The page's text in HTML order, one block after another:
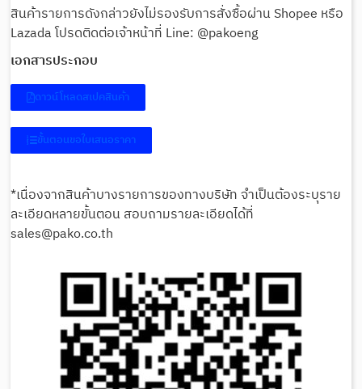
สินค้ารายการดังกล่าวยังไม่รองรับการสั่งซื้อผ่าน Shopee หรือ
Lazada โปรดติดต่อเจ้าหน้าที่ Line: @pakoeng
เอกสารประกอบ
ดาวน์โหลดสเปคสินค้า
ขั้นตอนขอใบเสนอราคา
*เนื่องจากสินค้าบางรายการของทางบริษัท จำเป็นต้องระบุราย
ละเอียดหลายขั้นตอน สอบถามรายละเอียดได้ที่
sales@pako.co.th